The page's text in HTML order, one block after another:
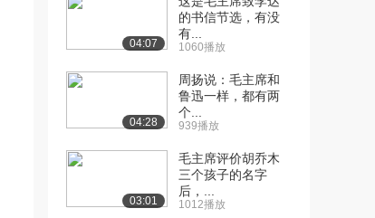
04:07
的书信节选，有没
有...
1060播放
04:28
周扬说：毛主席和
鲁迅一样，都有两
个...
939播放
03:01
毛主席评价胡乔木
三个孩子的名字
后，...
1012播放